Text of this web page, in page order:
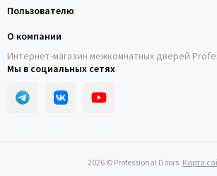
Пользователю
О компании
Интернет-магазин межкомнатных дверей
Мы в социальных сетях
2026 © Professional Doors. Карта